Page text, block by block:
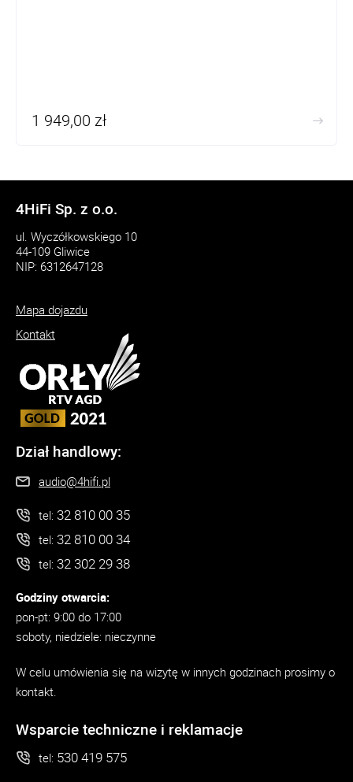
1 949,00 zł
4HiFi Sp. z o.o.
ul. Wyczółkowskiego 10
44-109 Gliwice
NIP: 6312647128
Mapa dojazdu
Kontakt
Dział handlowy:
audio@4hifi.pl
tel: 32 810 00 35
tel: 32 810 00 34
tel: 32 302 29 38
Godziny otwarcia:
pon-pt: 9:00 do 17:00
soboty, niedziele: nieczynne
W celu umówienia się na wizytę w innych godzinach prosimy o
kontakt.
Wsparcie techniczne i reklamacje
tel: 530 419 575